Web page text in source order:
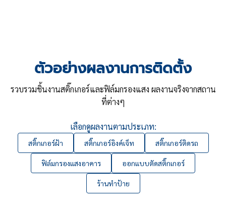
ตัวอย่างผลงานการติดตั้ง
รวบรวมชิ้นงานสติ๊กเกอร์และฟิล์มกรองแสง ผลงานจริงจากสถาน
ที่ต่างๆ
เลือกดูผลงานตามประเภท:
สติ๊กเกอร์ฝ้า สติ๊กเกอร์อิงค์เจ็ท สติ๊กเกอร์ติดรถ
ฟิล์มกรองแสงอาคาร ออกแบบตัดสติ๊กเกอร์
ร้านทำป้าย